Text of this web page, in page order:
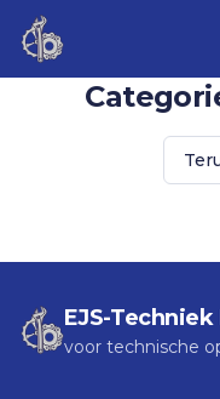
EJS-Techniek
voor technische